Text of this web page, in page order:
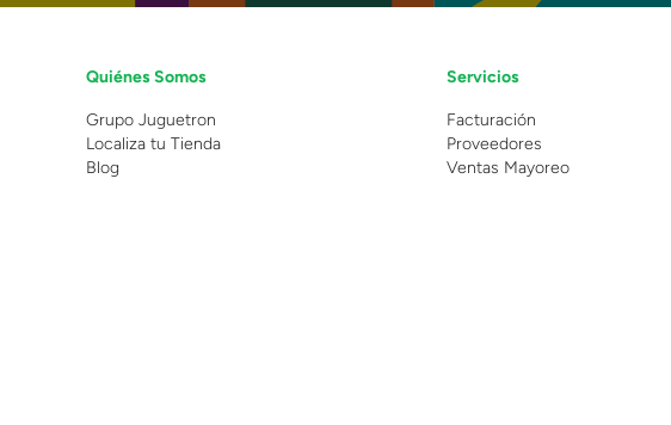
Quiénes Somos
Grupo Juguetron
Localiza tu Tienda
Blog
Servicios
Facturación
Proveedores
Ventas Mayoreo